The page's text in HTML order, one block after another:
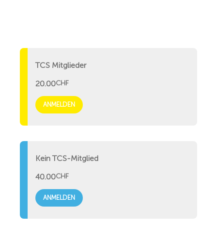
20.00CHF
ANMELDEN
TCS Mitglieder
40.00CHF
ANMELDEN
Kein TCS-Mitglied